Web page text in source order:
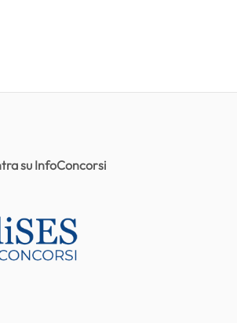
su InfoConcorsi